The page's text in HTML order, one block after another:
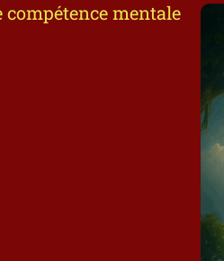
compétence mentale